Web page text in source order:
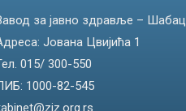
за јавно здравље – Шабац
Јована Цвијића 1
015/ 300-550
1000-82-545